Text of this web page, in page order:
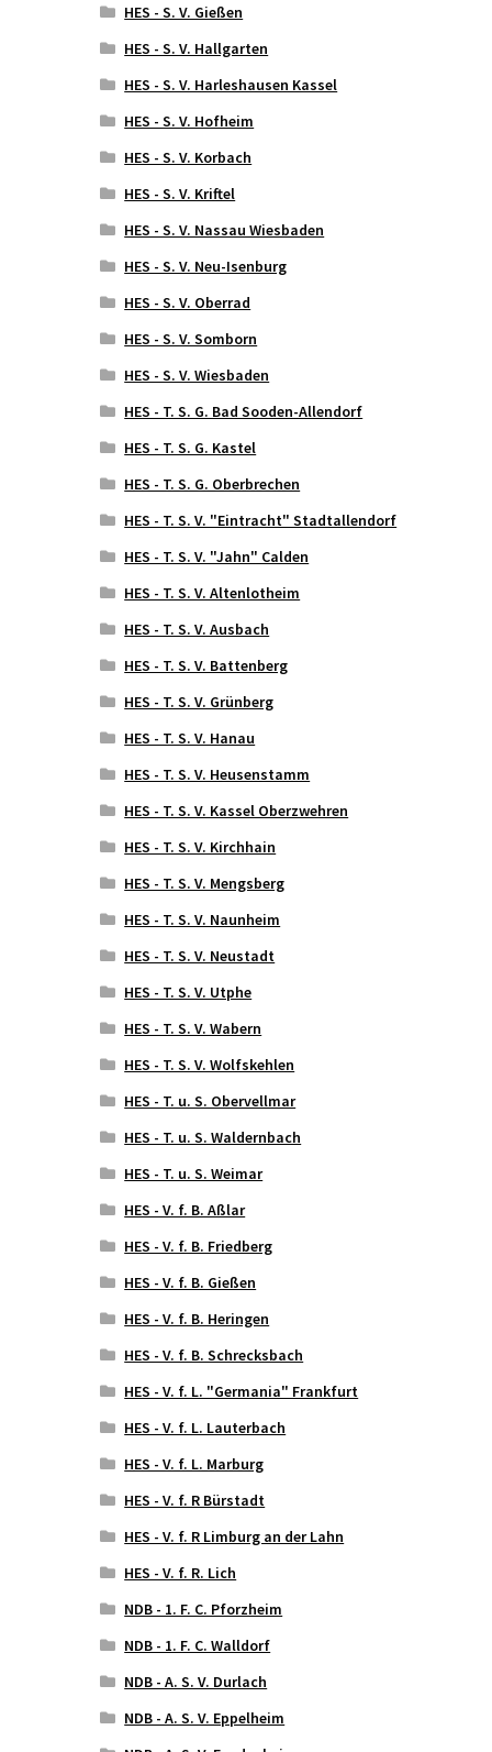
HES - S. V. Gießen
HES - S. V. Hallgarten
HES - S. V. Harleshausen Kassel
HES - S. V. Hofheim
HES - S. V. Korbach
HES - S. V. Kriftel
HES - S. V. Nassau Wiesbaden
HES - S. V. Neu-Isenburg
HES - S. V. Oberrad
HES - S. V. Somborn
HES - S. V. Wiesbaden
HES - T. S. G. Bad Sooden-Allendorf
HES - T. S. G. Kastel
HES - T. S. G. Oberbrechen
HES - T. S. V. "Eintracht" Stadtallendorf
HES - T. S. V. "Jahn" Calden
HES - T. S. V. Altenlotheim
HES - T. S. V. Ausbach
HES - T. S. V. Battenberg
HES - T. S. V. Grünberg
HES - T. S. V. Hanau
HES - T. S. V. Heusenstamm
HES - T. S. V. Kassel Oberzwehren
HES - T. S. V. Kirchhain
HES - T. S. V. Mengsberg
HES - T. S. V. Naunheim
HES - T. S. V. Neustadt
HES - T. S. V. Utphe
HES - T. S. V. Wabern
HES - T. S. V. Wolfskehlen
HES - T. u. S. Obervellmar
HES - T. u. S. Waldernbach
HES - T. u. S. Weimar
HES - V. f. B. Aßlar
HES - V. f. B. Friedberg
HES - V. f. B. Gießen
HES - V. f. B. Heringen
HES - V. f. B. Schrecksbach
HES - V. f. L. "Germania" Frankfurt
HES - V. f. L. Lauterbach
HES - V. f. L. Marburg
HES - V. f. R Bürstadt
HES - V. f. R Limburg an der Lahn
HES - V. f. R. Lich
NDB - 1. F. C. Pforzheim
NDB - 1. F. C. Walldorf
NDB - A. S. V. Durlach
NDB - A. S. V. Eppelheim